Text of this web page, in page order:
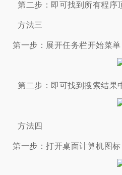
第二步：即可找到所有程序顶
方法三
第一步：展开任务栏开始菜
第二步：即可找到搜索结果中
方法四
第一步：打开桌面计算机图